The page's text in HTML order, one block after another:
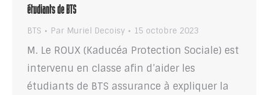
étudiants de BTS
BTS Par Muriel Decoisy 15 octobre 2023
M. Le ROUX (Kaducéa Protection Sociale) est
intervenu en classe afin d’aider les
étudiants de BTS assurance à expliquer la